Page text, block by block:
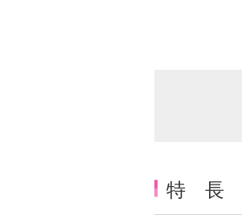
特 長